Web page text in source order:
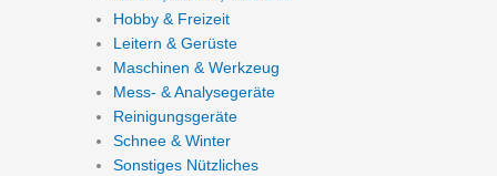
Hobby & Freizeit
Leitern & Gerüste
Maschinen & Werkzeug
Mess- & Analysegeräte
Reinigungsgeräte
Schnee & Winter
Sonstiges Nützliches